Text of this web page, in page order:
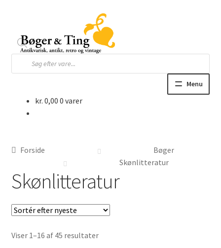
navigation
indhold
Products
search
Menu
Børnebøger
Ting
Jul og temaer
kr. 0,00 0 varer
Forside
Bøger
Skønlitteratur
Skønlitteratur
Viser 1–16 af 45 resultaterSorteret